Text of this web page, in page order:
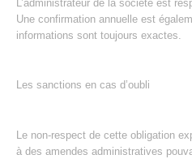
L’administrateur de la société est
Une confirmation annuelle est
informations sont toujours exactes.
Les sanctions en cas d’oubli
Le non-respect de cette obligation
à des amendes administratives